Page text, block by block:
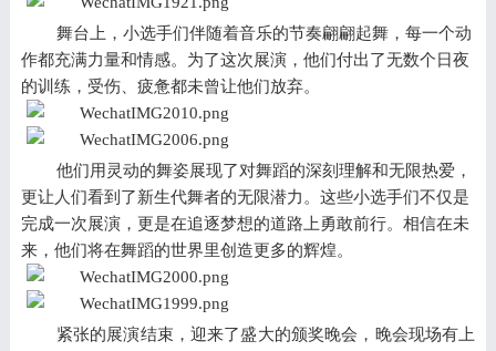
舞台上，小选手们伴随着音乐的节奏翩翩起舞，每一个动
作都充满力量和情感。为了这次展演，他们付出了无数个日夜
的训练，受伤、疲惫都未曾让他们放弃。
他们用灵动的舞姿展现了对舞蹈的深刻理解和无限热爱，
更让人们看到了新生代舞者的无限潜力。这些小选手们不仅是
完成一次展演，更是在追逐梦想的道路上勇敢前行。相信在未
来，他们将在舞蹈的世界里创造更多的辉煌。
紧张的展演结束 ，迎来了盛大的颁奖晚会 ， 晚会现场有 上